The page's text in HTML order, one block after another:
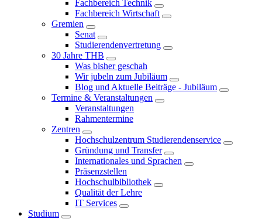
Fachbereich Technik
Fachbereich Wirtschaft
Gremien
Senat
Studierendenvertretung
30 Jahre THB
Was bisher geschah
Wir jubeln zum Jubiläum
Blog und Aktuelle Beiträge - Jubiläum
Termine & Veranstaltungen
Veranstaltungen
Rahmentermine
Zentren
Hochschulzentrum Studierendenservice
Gründung und Transfer
Internationales und Sprachen
Präsenzstellen
Hochschulbibliothek
Qualität der Lehre
IT Services
Studium